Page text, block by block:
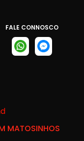
FALE CONNOSCO
MATOSINHOS